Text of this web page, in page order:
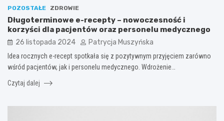
POZOSTAŁE ZDROWIE
Długoterminowe e-recepty – nowoczesność i
korzyści dla pacjentów oraz personelu medycznego
26 listopada 2024 Patrycja Muszyńska
Idea rocznych e-recept spotkała się z pozytywnym przyjęciem zarówno
wśród pacjentów, jak i personelu medycznego. Wdrożenie…
Czytaj dalej